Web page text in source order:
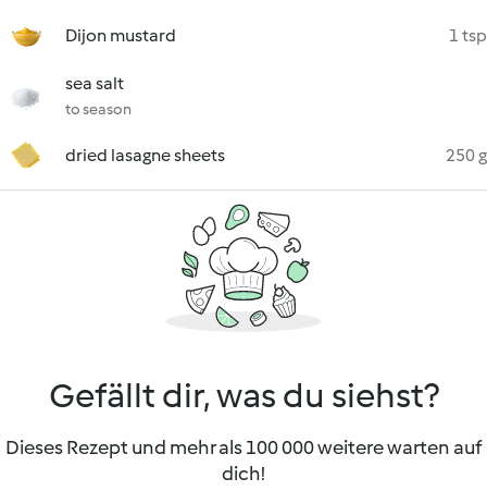
Dijon mustard 1 tsp
sea salt
to season
dried lasagne sheets 250 g
Gefällt dir, was du siehst?
Dieses Rezept und mehr als 100 000 weitere warten auf
dich!